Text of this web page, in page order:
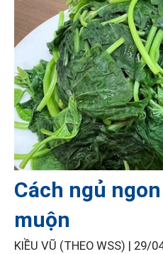
Cách ngủ
muộn
KIỀU VŨ (THEO WSS) | 29/